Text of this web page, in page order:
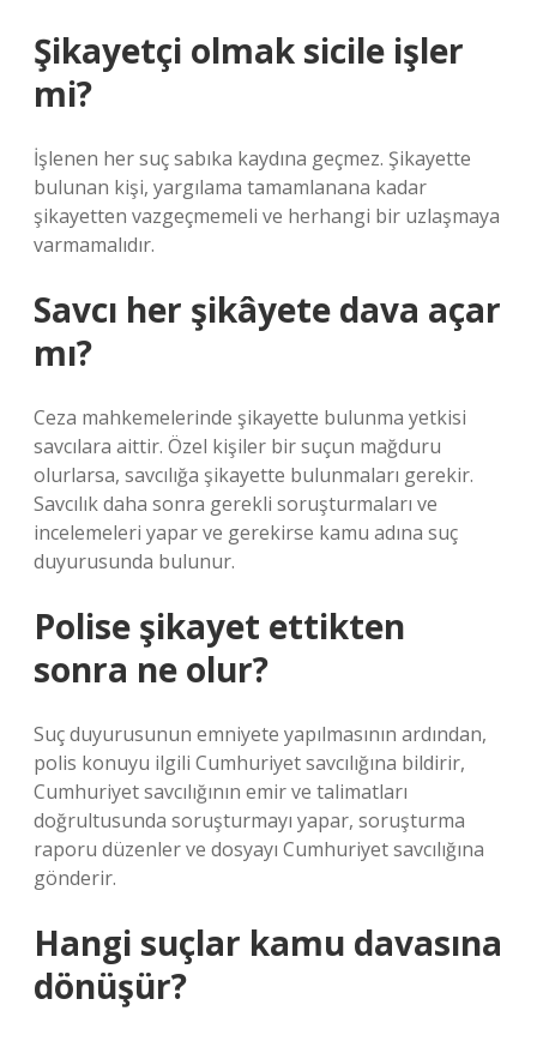
Şikayetçi olmak sicile işler
mi?
İşlenen her suç sabıka kaydına geçmez. Şikayette
bulunan kişi, yargılama tamamlanana kadar
şikayetten vazgeçmemeli ve herhangi bir uzlaşmaya
varmamalıdır.
Savcı her şikâyete dava açar
mı?
Ceza mahkemelerinde şikayette bulunma yetkisi
savcılara aittir. Özel kişiler bir suçun mağduru
olurlarsa, savcılığa şikayette bulunmaları gerekir.
Savcılık daha sonra gerekli soruşturmaları ve
incelemeleri yapar ve gerekirse kamu adına suç
duyurusunda bulunur.
Polise şikayet ettikten
sonra ne olur?
Suç duyurusunun emniyete yapılmasının ardından,
polis konuyu ilgili Cumhuriyet savcılığına bildirir,
Cumhuriyet savcılığının emir ve talimatları
doğrultusunda soruşturmayı yapar, soruşturma
raporu düzenler ve dosyayı Cumhuriyet savcılığına
gönderir.
Hangi suçlar kamu davasına
dönüşür?